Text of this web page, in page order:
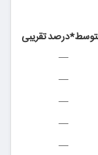
درصد تقریبی
—
—
—
—
—